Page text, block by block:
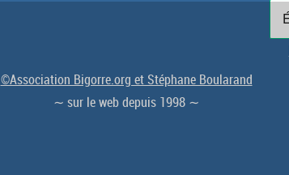
©Association Bigorre.org et Stéphane Boularand
∼ sur le web depuis 1998 ∼